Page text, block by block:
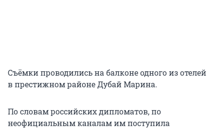
Съёмки проводились на балконе одного из отелей
в престижном районе Дубай Марина.
По словам российских дипломатов, по
неофициальным каналам им поступила